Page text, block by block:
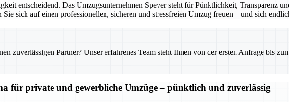
entscheidend. Das Umzugsunternehmen Speyer steht für Pünktlichkeit, Transparenz
sich auf einen professionellen, sicheren und stressfreien Umzug freuen – und sich
zuverlässigen Partner? Unser erfahrenes Team steht Ihnen von der ersten Anfrage bis
für private und gewerbliche Umzüge – pünktlich und zuverlässig